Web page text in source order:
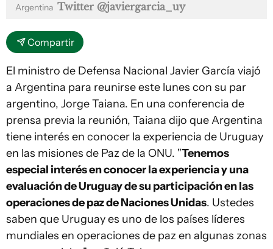
Argentina Twitter @javiergarcia_uy
Compartir
El ministro de Defensa Nacional Javier García viajó
a Argentina para reunirse este lunes con su par
argentino, Jorge Taiana. En una conferencia de
prensa previa la reunión, Taiana dijo que Argentina
tiene interés en conocer la experiencia de Uruguay
en las misiones de Paz de la ONU. "Tenemos
especial interés en conocer la experiencia y una
evaluación de Uruguay de su participación en las
operaciones de paz de Naciones Unidas. Ustedes
saben que Uruguay es uno de los países líderes
mundiales en operaciones de paz en algunas zonas